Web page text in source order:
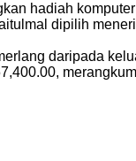
hadiah
dipilih
daripada